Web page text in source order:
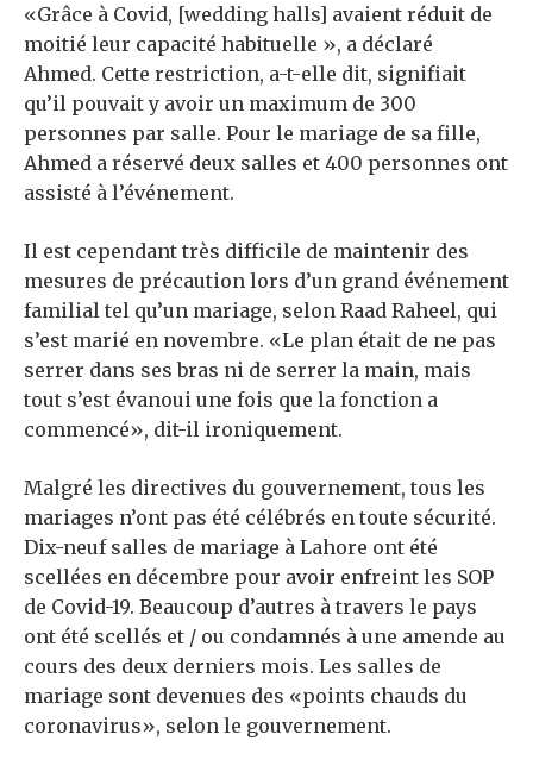
«Grâce à Covid, [wedding halls] avaient réduit de
moitié leur capacité habituelle », a déclaré
Ahmed. Cette restriction, a-t-elle dit, signifiait
qu’il pouvait y avoir un maximum de 300
personnes par salle. Pour le mariage de sa fille,
Ahmed a réservé deux salles et 400 personnes ont
assisté à l’événement.
Il est cependant très difficile de maintenir des
mesures de précaution lors d’un grand événement
familial tel qu’un mariage, selon Raad Raheel, qui
s’est marié en novembre. «Le plan était de ne pas
serrer dans ses bras ni de serrer la main, mais
tout s’est évanoui une fois que la fonction a
commencé», dit-il ironiquement.
Malgré les directives du gouvernement, tous les
mariages n’ont pas été célébrés en toute sécurité.
Dix-neuf salles de mariage à Lahore ont été
scellées en décembre pour avoir enfreint les SOP
de Covid-19. Beaucoup d’autres à travers le pays
ont été scellés et / ou condamnés à une amende au
cours des deux derniers mois. Les salles de
mariage sont devenues des «points chauds du
coronavirus», selon le gouvernement.